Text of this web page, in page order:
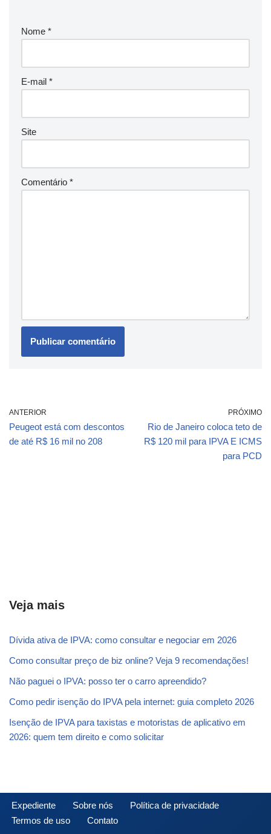
Nome *
E-mail *
Site
Comentário *
ANTERIOR
Peugeot está com descontos
de até R$ 16 mil no 208
PRÓXIMO
Rio de Janeiro coloca teto de
R$ 120 mil para IPVA E ICMS
para PCD
Veja mais
Dívida ativa de IPVA: como consultar e negociar em 2026
Como consultar preço de biz online? Veja 9 recomendações!
Não paguei o IPVA: posso ter o carro apreendido?
Como pedir isenção do IPVA pela internet: guia completo 2026
Isenção de IPVA para taxistas e motoristas de aplicativo em
2026: quem tem direito e como solicitar
Expediente Sobre nós
Política de privacidade
Termos de uso
Contato